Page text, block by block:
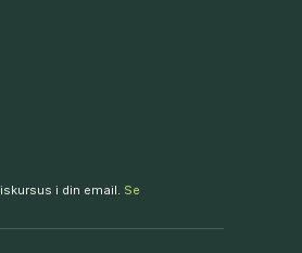
i din email. Se